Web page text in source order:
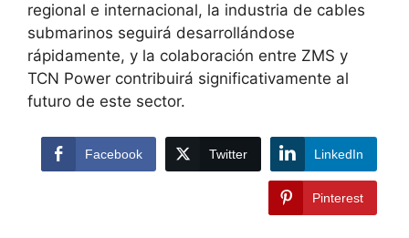
regional e internacional, la industria de cables
submarinos seguirá desarrollándose
rápidamente, y la colaboración entre ZMS y
TCN Power contribuirá significativamente al
futuro de este sector.
Facebook Twitter LinkedIn
Pinterest